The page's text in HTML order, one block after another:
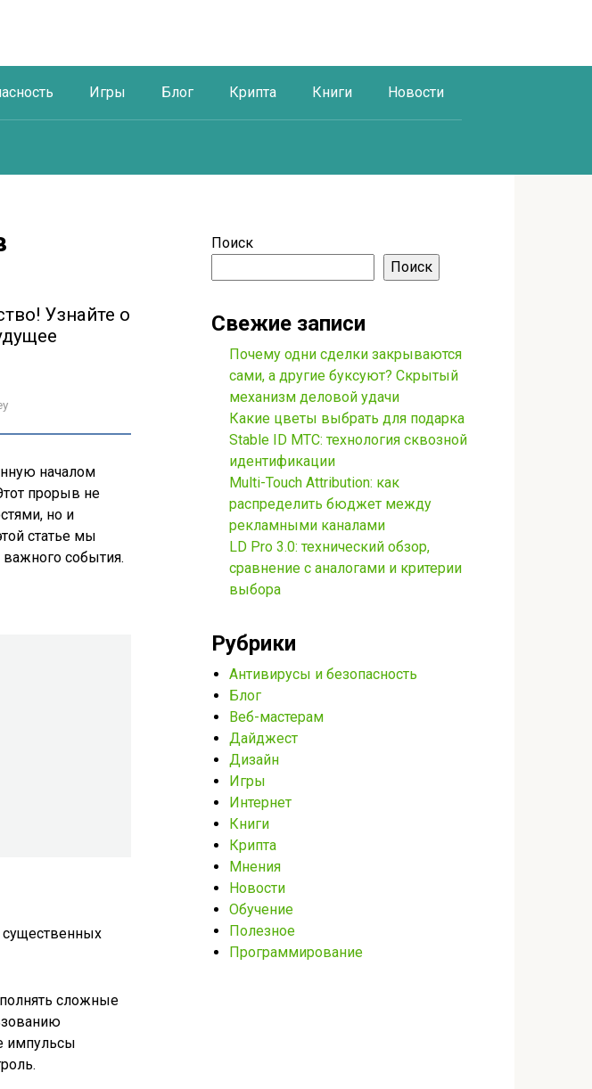
Игры Блог Крипта Книги Новости
Узнайте о
началом
прорыв не
но и
статье мы
события.
существенных
сложные
импульсы
Поиск
Поиск
Свежие записи
Почему одни сделки закрываются
сами, а другие буксуют? Скрытый
механизм деловой удачи
Какие цветы выбрать для подарка
Stable ID МТС: технология сквозной
идентификации
Multi-Touch Attribution: как
распределить бюджет между
рекламными каналами
LD Pro 3.0: технический обзор,
сравнение с аналогами и критерии
выбора
Рубрики
Антивирусы и безопасность
Блог
Веб-мастерам
Дайджест
Дизайн
Игры
Интернет
Книги
Крипта
Мнения
Новости
Обучение
Полезное
Программирование